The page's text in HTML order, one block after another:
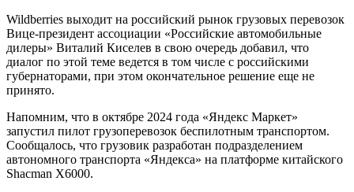
Wildberries выходит на российский рынок грузовых перевозок
Вице-президент ассоциации «Российские автомобильные
дилеры» Виталий Киселев в свою очередь добавил, что
диалог по этой теме ведется в том числе с российскими
губернаторами, при этом окончательное решение еще не
принято.
Напомним, что в октябре 2024 года «Яндекс Маркет»
запустил пилот грузоперевозок беспилотным транспортом.
Сообщалось, что грузовик разработан подразделением
автономного транспорта «Яндекса» на платформе китайского
Shacman X6000.